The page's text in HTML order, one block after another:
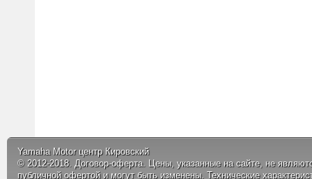
Yamaha Motor центр Кировский
© 2012-2018. Договор-оферта. Цены, указанные на сайте, не
публичной офертой и могут быть изменены. Технические